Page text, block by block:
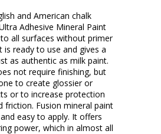
and American chalk
Adhesive Mineral Paint
all surfaces without primer
is ready to use and gives a
as authentic as milk paint.
not require finishing, but
to create glossier or
or to increase protection
friction. Fusion mineral paint
easy to apply. It offers
power, which in almost all